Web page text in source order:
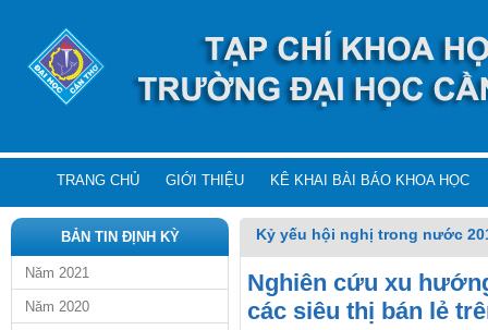
TRANG CHỦ GIỚI THIỆU KÊ KHAI BÀI BÁO KHOA HỌC
BẢN TIN ĐỊNH KỲ
Năm 2021
Năm 2020
Kỷ yếu hội nghị trong nước
Nghiên cứu xu
các siêu thị bán lẻ